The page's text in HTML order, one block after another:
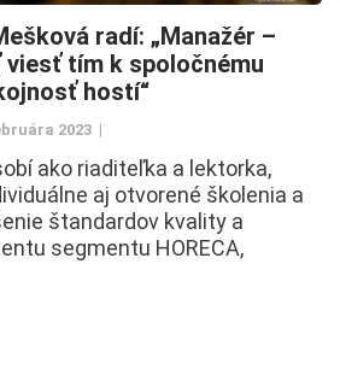
radí: „Manažér –
tím k spoločnému
hostí“
2023
ako riaditeľka a lektorka,
aj otvorené školenia a
štandardov kvality a
segmentu HORECA,